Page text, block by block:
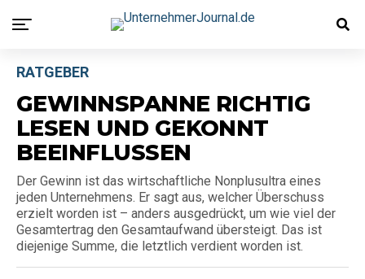
RATGEBER
GEWINNSPANNE RICHTIG
LESEN UND GEKONNT
BEEINFLUSSEN
Der Gewinn ist das wirtschaftliche Nonplusultra eines
jeden Unternehmens. Er sagt aus, welcher Überschuss
erzielt worden ist – anders ausgedrückt, um wie viel der
Gesamtertrag den Gesamtaufwand übersteigt. Das ist
diejenige Summe, die letztlich verdient worden ist.